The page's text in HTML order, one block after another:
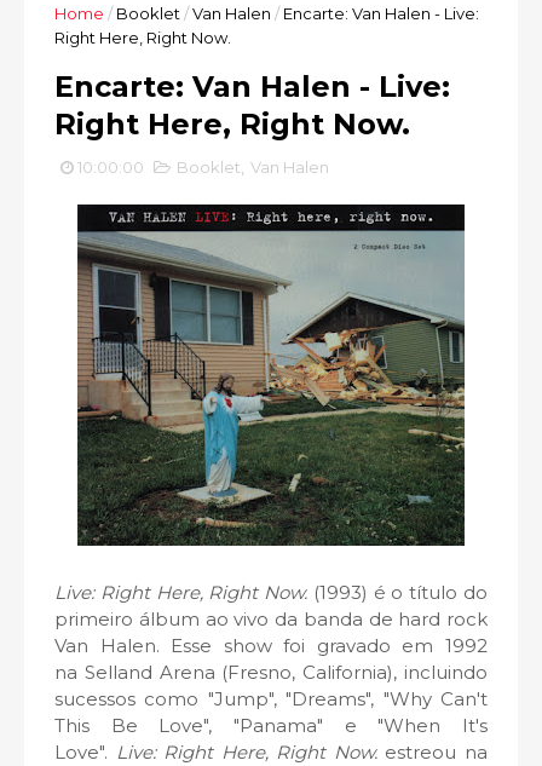
Home / Booklet /Van Halen / Encarte: Van Halen - Live:
Right Here, Right Now.
Encarte: Van Halen - Live:
Right Here, Right Now.
10:00:00 Booklet Van Halen
Live: Right Here, Right Now. (1993) é o título do
primeiro álbum ao vivo da banda de hard rock
Van Halen. Esse show foi gravado em 1992
na Selland Arena (Fresno, California), incluindo
sucessos como "Jump", "Dreams", "Why Can't
This Be Love", "Panama" e "When It's
Love". Live: Right Here, Right Now. estreou na